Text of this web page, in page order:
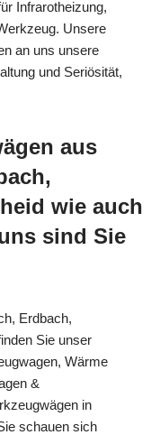
Infrarotheizung,
Unsere
an uns unsere
und Seriösität,
aus
wie auch
sind Sie
Erdbach,
Sie unser
Wärme
&
in
schauen sich